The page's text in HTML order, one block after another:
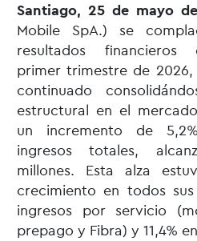
Santiago, 25 de mayo
Mobile SpA.) se
resultados financieros
primer trimestre de
continuado
estructural en el
un incremento de
ingresos totales,
millones. Esta alza
crecimiento en todos
ingresos por servicio
prepago y Fibra) y 11,4%